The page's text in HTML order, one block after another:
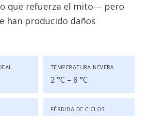
que refuerza el mito— pero
han producido daños
TEMPERATURA NEVERA
2 °C – 8 °C
PÉRDIDA DE CICLOS